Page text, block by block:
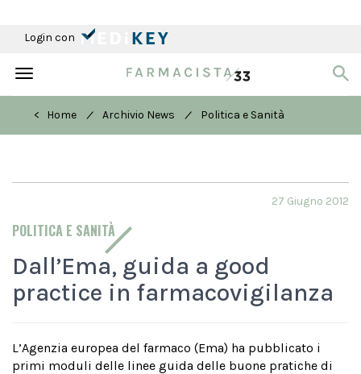
Login con
Toggle
< Home
/ Archivio News / Politica e Sanità
POLITICA E SANITÀ
27 Giugno 2012
Dall’Ema, guida a good
practice in farmacovigilanza
L’Agenzia europea del farmaco (Ema) ha pubblicato i
primi moduli delle linee guida delle buone pratiche di